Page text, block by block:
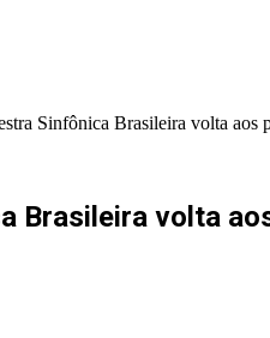
Sinfônica Brasileira volta aos
Brasileira volta